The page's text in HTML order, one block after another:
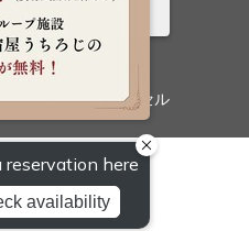
ご予約キャンセル